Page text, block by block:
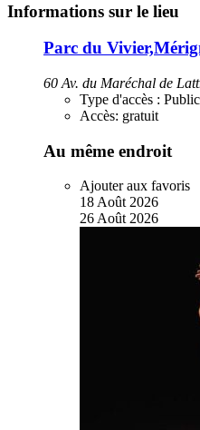
Informations sur le lieu
Parc du
60 Av. du Maréchal de
Type d'accès : Public
Accès: gratuit
Au même endroit
Ajouter aux favoris
18Août 2026
26Août 2026